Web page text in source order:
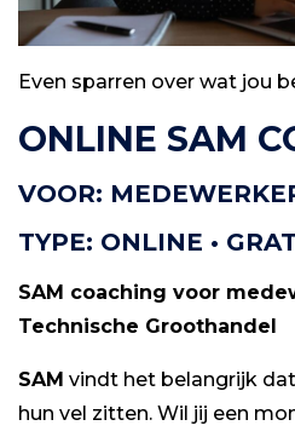
Even sparren over wat jou
ONLINE SAM
VOOR:
TYPE: ONLINE •
SAM coaching voor
Technische Groothandel
SAM vindt het belangrijk
hun vel zitten. Wil jij een